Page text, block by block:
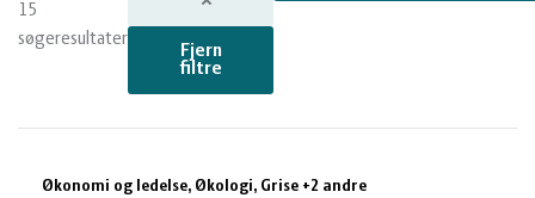
Natur
vandmiljø
Økologi
vandmiljø
Økologi
Øvrige
15
søgeresultater
Fjern
filtre
Søgeresultater
Økonomi og ledelse, Økologi, Grise +2 andre